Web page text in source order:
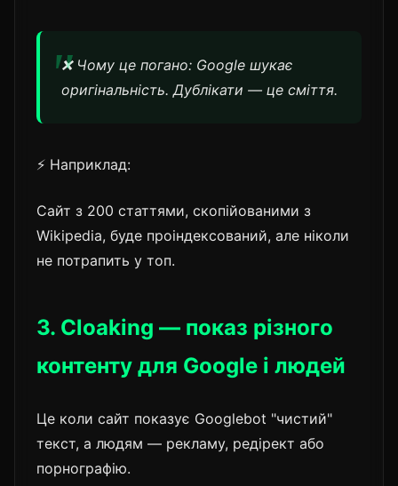
❌ Чому це погано: Google шукає
оригінальність. Дублікати — це сміття.
⚡ Наприклад:
Сайт з 200 статтями, скопійованими з
Wikipedia, буде проіндексований, але ніколи
не потрапить у топ.
3. Cloaking — показ різного
контенту для Google і людей
Це коли сайт показує Googlebot "чистий"
текст, а людям — рекламу, редірект або
порнографію.